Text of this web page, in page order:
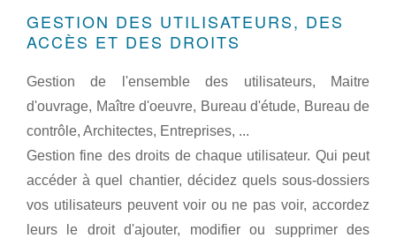
GESTION DES UTILISATEURS, DES
ACCÈS ET DES DROITS
Gestion de l'ensemble des utilisateurs, Maitre
d'ouvrage, Maître d'oeuvre, Bureau d'étude, Bureau de
contrôle, Architectes, Entreprises, ...
Gestion fine des droits de chaque utilisateur. Qui peut
accéder à quel chantier, décidez quels sous-dossiers
vos utilisateurs peuvent voir ou ne pas voir, accordez
leurs le droit d'ajouter, modifier ou supprimer des